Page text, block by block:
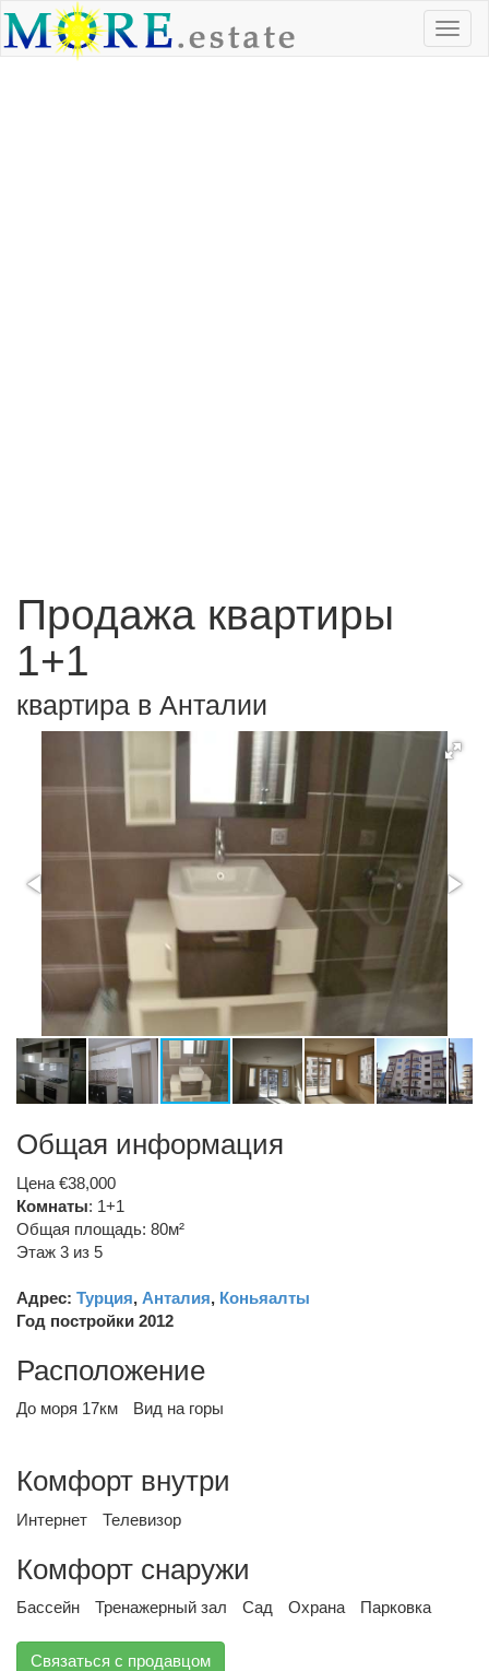
Продажа квартиры
1+1
квартира в Анталии
Общая информация
Цена €38,000
Комнаты: 1+1
Общая площадь: 80м²
Этаж 3 из 5
Адрес: Турция, Анталия, Коньяалты
Год постройки 2012
Расположение
До моря 17км Вид на горы
Комфорт внутри
Интернет Телевизор
Комфорт снаружи
Бассейн Тренажерный зал Сад Охрана Парковка
Связаться с продавцом